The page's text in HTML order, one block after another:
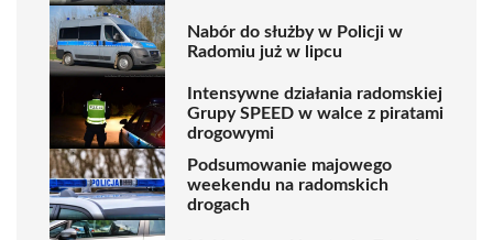
Nabór do służby w Policji w
Radomiu już w lipcu
Intensywne działania radomskiej
Grupy SPEED w walce z piratami
drogowymi
Podsumowanie majowego
weekendu na radomskich
drogach